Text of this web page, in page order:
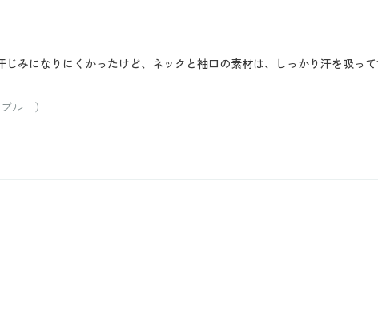
みになりにくかったけど、ネックと袖口の素材は、しっかり汗を吸っ
ルー）